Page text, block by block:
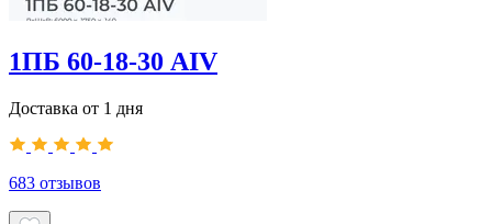
1ПБ 60-18-30 АIV
Доставка от 1 дня
683 отзывов